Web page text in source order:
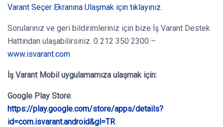
Varant Seçer Ekranına Ulaşmak için tıklayınız.
Sorularınız ve geri bildirimleriniz için bize İş Varant Destek
Hattından ulaşabilirsiniz. 0 212 350 2300 –
www.isvarant.com
İş Varant Mobil uygulamamıza ulaşmak için:
Google Play Store:
https://play.google.com/store/apps/details?
id=com.isvarant.android&gl=TR